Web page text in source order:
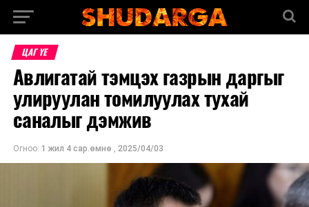
ЦАГ ҮЕ
Авлигатай тэмцэх газрын даргыг
улируулан томилуулах тухай
саналыг дэмжив
Огноо: 1 жил 4 сар.өмнө , 2025/04/03